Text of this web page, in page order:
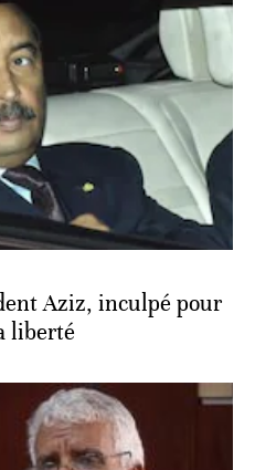
Aziz, inculpé pour
liberté